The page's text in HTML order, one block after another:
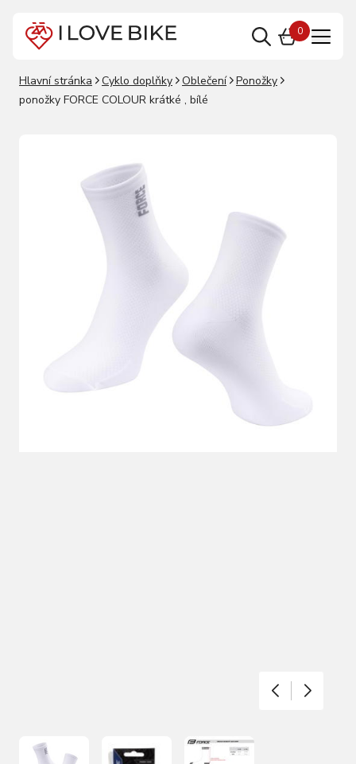
0
Hlavní stránka Cyklo doplňky Oblečení
Ponožky
ponožky FORCE COLOUR krátké , bílé